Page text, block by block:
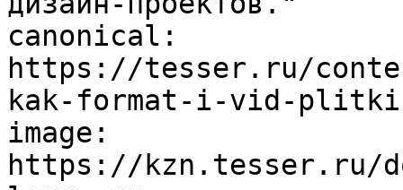
canonical:
https://tesser.ru/
kak-format-i-vid-
image:
https://kzn.tesser.ru/